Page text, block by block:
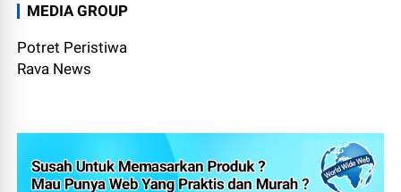
MEDIA GROUP
Potret Peristiwa
Rava News